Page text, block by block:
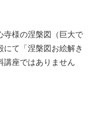
寺様の涅槃図（巨大で
て「涅槃図お絵解き
講座ではありません